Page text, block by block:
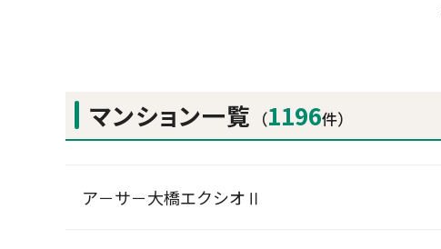
マンション一覧 （1196件）
ア－サ－大橋エクシオⅡ